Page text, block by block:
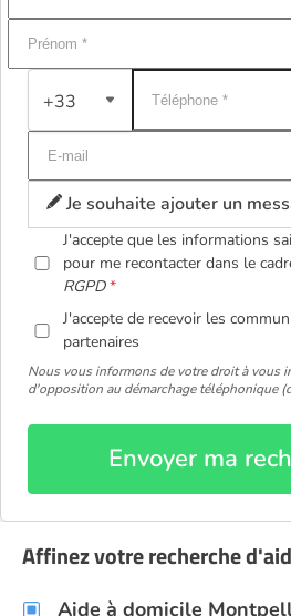
+33
Je souhaite ajouter un
J'accepte que les informations
pour me recontacter dans le
RGPD
J'accepte de recevoir les
partenaires
Nous vous informons de votre droit à vous
d'opposition au démarchage téléphonique
Envoyer ma
Affinez votre recherche
Aide à domicile